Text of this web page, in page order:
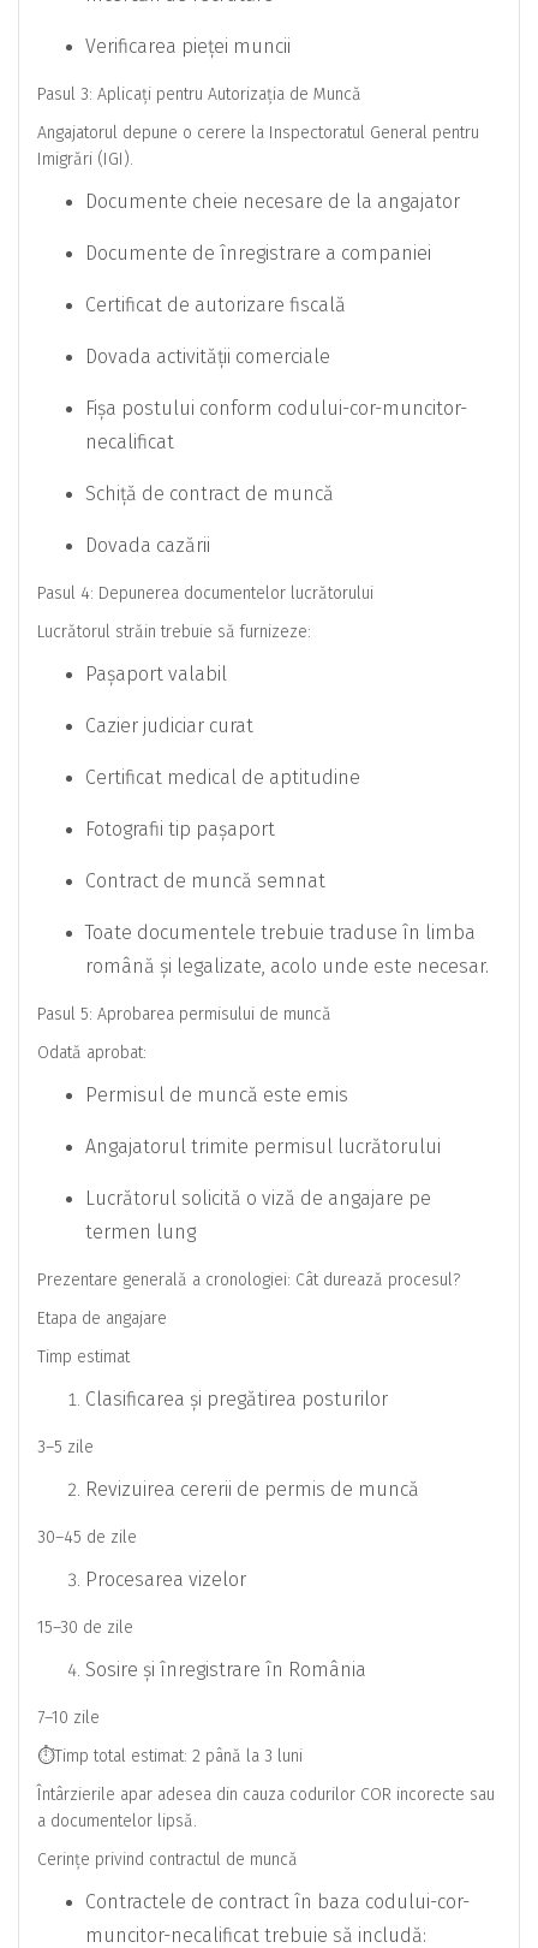
Verificarea pieței muncii
Pasul 3: Aplicați pentru Autorizația de Muncă
Angajatorul depune o cerere la Inspectoratul General pentru
Imigrări (IGI).
Documente cheie necesare de la angajator
Documente de înregistrare a companiei
Certificat de autorizare fiscală
Dovada activității comerciale
Fișa postului conform codului-cor-muncitor-
necalificat
Schiță de contract de muncă
Dovada cazării
Pasul 4: Depunerea documentelor lucrătorului
Lucrătorul străin trebuie să furnizeze:
Pașaport valabil
Cazier judiciar curat
Certificat medical de aptitudine
Fotografii tip pașaport
Contract de muncă semnat
Toate documentele trebuie traduse în limba
română și legalizate, acolo unde este necesar.
Pasul 5: Aprobarea permisului de muncă
Odată aprobat:
Permisul de muncă este emis
Angajatorul trimite permisul lucrătorului
Lucrătorul solicită o viză de angajare pe
termen lung
Prezentare generală a cronologiei: Cât durează procesul?
Etapa de angajare
Timp estimat
Clasificarea și pregătirea posturilor
3–5 zile
Revizuirea cererii de permis de muncă
30–45 de zile
Procesarea vizelor
15–30 de zile
Sosire și înregistrare în România
7–10 zile
⏱Timp total estimat: 2 până la 3 luni
Întârzierile apar adesea din cauza codurilor COR incorecte sau
a documentelor lipsă.
Cerințe privind contractul de muncă
Contractele de contract în baza codului-cor-
muncitor-necalificat trebuie să includă: